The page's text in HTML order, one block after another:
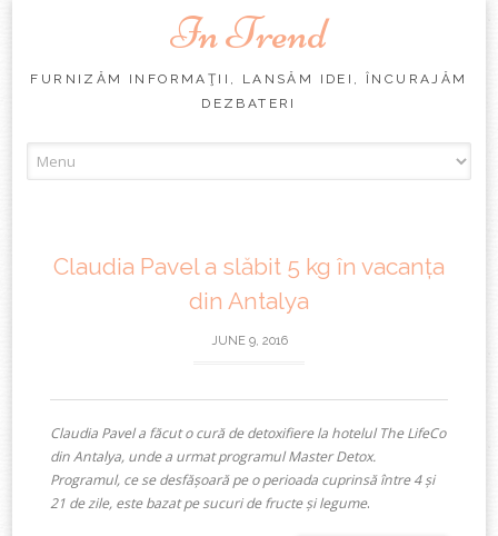
In Trend
FURNIZĂM INFORMAŢII, LANSĂM IDEI, ÎNCURAJĂM
DEZBATERI
to
Claudia Pavel a slăbit 5 kg în vacanța
din Antalya
JUNE 9, 2016
Claudia Pavel a făcut o cură de detoxifiere la hotelul The LifeCo
din Antalya, unde a urmat programul Master Detox.
Programul, ce se desfășoară pe o perioada cuprinsă între 4 și
21 de zile, este bazat pe sucuri de fructe și legume.